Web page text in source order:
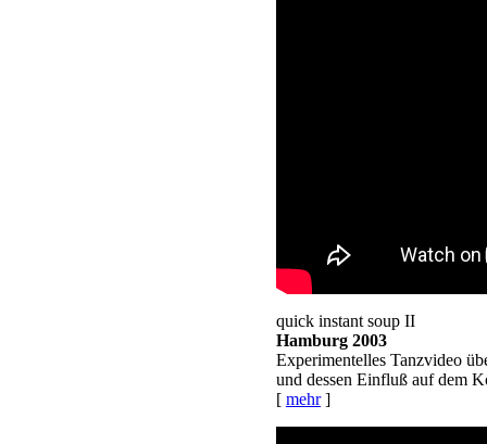
quick instant soup II
Hamburg 2003
Experimentelles Tanzvideo
und dessen Einfluß auf dem
[ mehr]